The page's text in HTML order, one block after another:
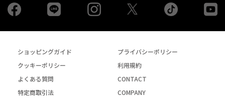
Facebook Instagram tiktok
ショッピングガイド
プライバシーポリシー
クッキーポリシー
利用規約
よくある質問
CONTACT
特定商取引法
COMPANY